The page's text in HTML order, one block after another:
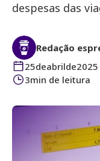
despesas das
Redação
25deabrilde2025
3min de leitura